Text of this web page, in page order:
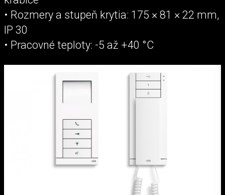
• Rozmery a stupeň krytia: 175 × 81 × 22 mm,
IP 30
• Pracovné teploty: -5 až +40 °C